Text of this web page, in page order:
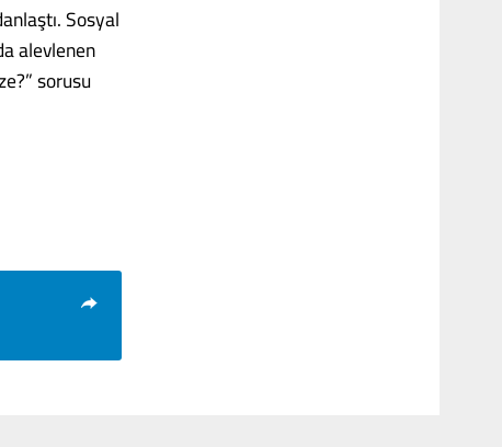
Sosyal
alevlenen
sorusu